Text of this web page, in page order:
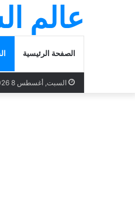
عالم
الصفحة الرئيسية
السبت, أغسطس 8 2026